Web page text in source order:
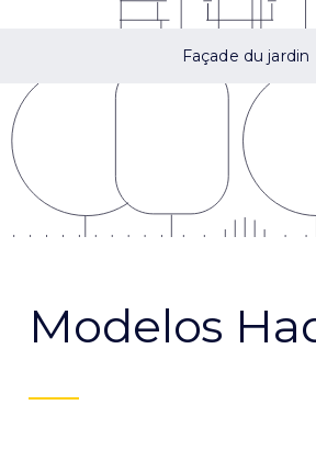
Façade du jardin
Modelos